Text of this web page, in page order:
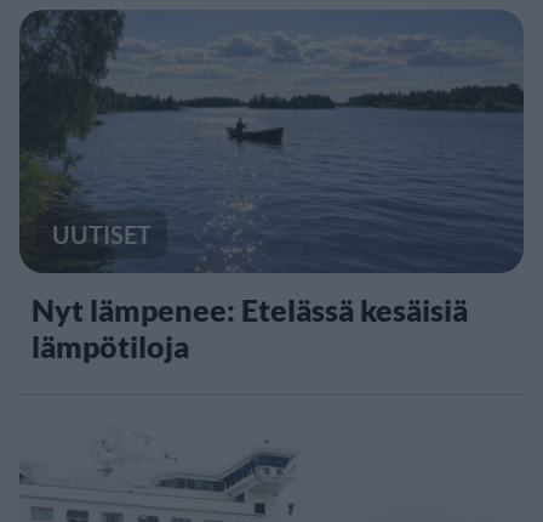
UUTISET
Nyt lämpenee: Etelässä kesäisiä
lämpötiloja